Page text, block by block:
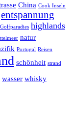
China Cook Inseln
entspannung
Golfparadies highlands
natur
Portugal Reisen
schönheit strand
wasser whisky